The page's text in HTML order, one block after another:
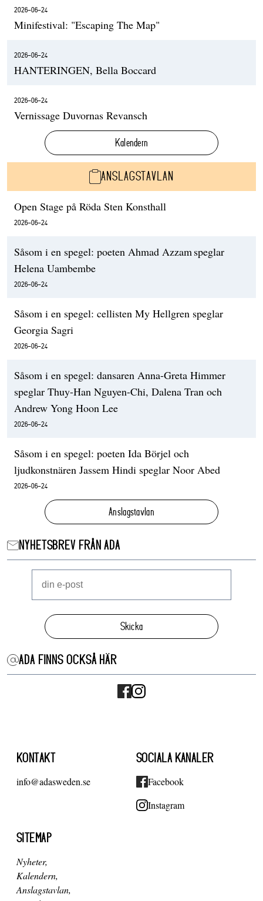
2026-06-24
Minifestival: "Escaping The Map"
2026-06-24
HANTERINGEN, Bella Boccard
2026-06-24
Vernissage Duvornas Revansch
Kalendern
ANSLAGSTAVLAN
Open Stage på Röda Sten Konsthall
2026-06-24
Såsom i en spegel: poeten Ahmad Azzam speglar
Helena Uambembe
2026-06-24
Såsom i en spegel: cellisten My Hellgren speglar
Georgia Sagri
2026-06-24
Såsom i en spegel: dansaren Anna-Greta Himmer
speglar Thuy-Han Nguyen-Chi, Dalena Tran och
Andrew Yong Hoon Lee
2026-06-24
Såsom i en spegel: poeten Ida Börjel och
ljudkonstnären Jassem Hindi speglar Noor Abed
2026-06-24
Anslagstavlan
NYHETSBREV FRÅN ADA
Skicka
ADA FINNS OCKSÅ HÄR
KONTAKT
info@adasweden.se
SOCIALA KANALER
Facebook
Instagram
SITEMAP
Nyheter
Kalendern
Anslagstavlan